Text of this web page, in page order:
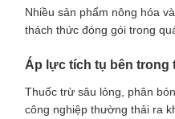
Nhiều sản phẩm nông hóa
thách thức đóng gói trong
Áp lực tích tụ bên trong
Thuốc trừ sâu lỏng, phân
công nghiệp thường thải ra